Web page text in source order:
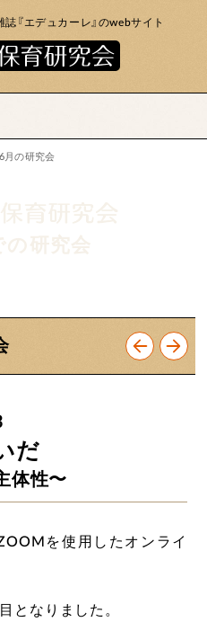
『エデュカーレ』のwebサイト
月の研究会
だ
体性〜
を使用したオンライ
となりました。